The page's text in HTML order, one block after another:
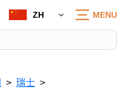
ZH MENU
瑞士